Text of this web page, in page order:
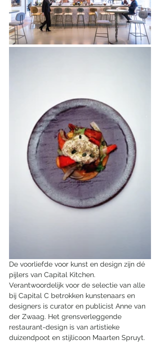
De voorliefde voor kunst en design zijn dé
pijlers van Capital Kitchen.
Verantwoordelijk voor de selectie van alle
bij Capital C betrokken kunstenaars en
designers is curator en publicist Anne van
der Zwaag. Het grensverleggende
restaurant-design is van artistieke
duizendpoot en stijlicoon Maarten Spruyt.